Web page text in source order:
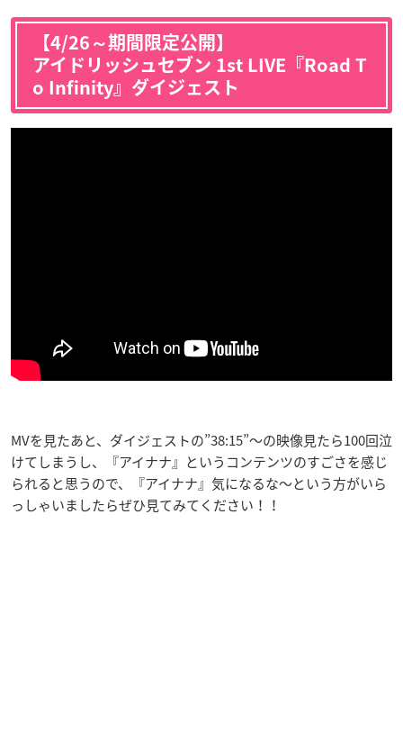
【4/26～期間限定公開】
アイドリッシュセブン 1st LIVE『Road T
o Infinity』ダイジェスト
MVを見たあと、ダイジェストの”38:15”〜の映像見たら100回泣
けてしまうし、『アイナナ』というコンテンツのすごさを感じ
られると思うので、『アイナナ』気になるな〜という方がいら
っしゃいましたらぜひ見てみてください！！